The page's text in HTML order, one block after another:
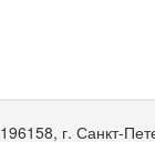
196158, г. Санкт-